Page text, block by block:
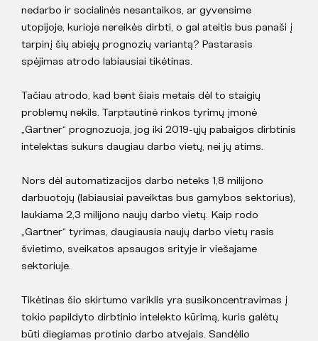
nedarbo ir socialinės nesantaikos, ar gyvensime
utopijoje, kurioje nereikės dirbti, o gal ateitis bus panaši į
tarpinį šių abiejų prognozių variantą? Pastarasis
spėjimas atrodo labiausiai tikėtinas.
Tačiau atrodo, kad bent šiais metais dėl to staigių
problemų nekils. Tarptautinė rinkos tyrimų įmonė
„Gartner“ prognozuoja, jog iki 2019-ųjų pabaigos dirbtinis
intelektas sukurs daugiau darbo vietų, nei jų atims.
Nors dėl automatizacijos darbo neteks 1,8 milijono
darbuotojų (labiausiai paveiktas bus gamybos sektorius),
laukiama 2,3 milijono naujų darbo vietų. Kaip rodo
„Gartner“ tyrimas, daugiausia naujų darbo vietų rasis
švietimo, sveikatos apsaugos srityje ir viešajame
sektoriuje.
Tikėtinas šio skirtumo variklis yra susikoncentravimas į
tokio papildyto dirbtinio intelekto kūrimą, kuris galėtų
būti diegiamas protinio darbo atvejais. Sandėlio